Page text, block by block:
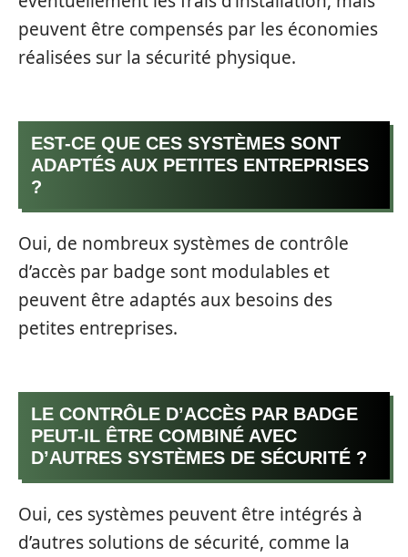
peuvent être compensés par les économies
réalisées sur la sécurité physique.
EST-CE QUE CES SYSTÈMES SONT
ADAPTÉS AUX PETITES ENTREPRISES
?
Oui, de nombreux systèmes de contrôle
d’accès par badge sont modulables et
peuvent être adaptés aux besoins des
petites entreprises.
LE CONTRÔLE D’ACCÈS PAR BADGE
PEUT-IL ÊTRE COMBINÉ AVEC
D’AUTRES SYSTÈMES DE SÉCURITÉ ?
Oui, ces systèmes peuvent être intégrés à
d’autres solutions de sécurité, comme la